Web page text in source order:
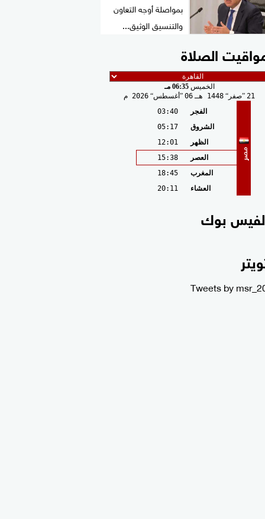
بمواصلة أوجه التعاون
والتنسيق الوثيق...
الصلاة
الخميس06:35 مـ
21 صفر 1448 هـ 06 أغسطس 2026 م
مصر
الفجر
03:40
الشروق
05:17
الظهر
12:01
العصر
15:38
المغرب
18:45
العشاء
20:11
بوك
Tweets by